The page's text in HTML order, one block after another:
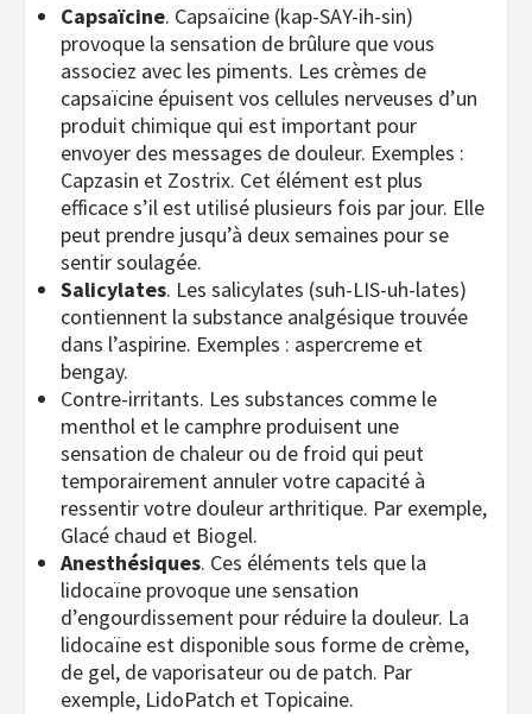
Capsaïcine. Capsaïcine (kap-SAY-ih-sin)
provoque la sensation de brûlure que vous
associez avec les piments. Les crèmes de
capsaïcine épuisent vos cellules nerveuses d’un
produit chimique qui est important pour
envoyer des messages de douleur. Exemples :
Capzasin et Zostrix. Cet élément est plus
efficace s’il est utilisé plusieurs fois par jour. Elle
peut prendre jusqu’à deux semaines pour se
sentir soulagée.
Salicylates. Les salicylates (suh-LIS-uh-lates)
contiennent la substance analgésique trouvée
dans l’aspirine. Exemples : aspercreme et
bengay.
Contre-irritants. Les substances comme le
menthol et le camphre produisent une
sensation de chaleur ou de froid qui peut
temporairement annuler votre capacité à
ressentir votre douleur arthritique. Par exemple,
Glacé chaud et Biogel.
Anesthésiques. Ces éléments tels que la
lidocaïne provoque une sensation
d’engourdissement pour réduire la douleur. La
lidocaïne est disponible sous forme de crème,
de gel, de vaporisateur ou de patch. Par
exemple, LidoPatch et Topicaine.